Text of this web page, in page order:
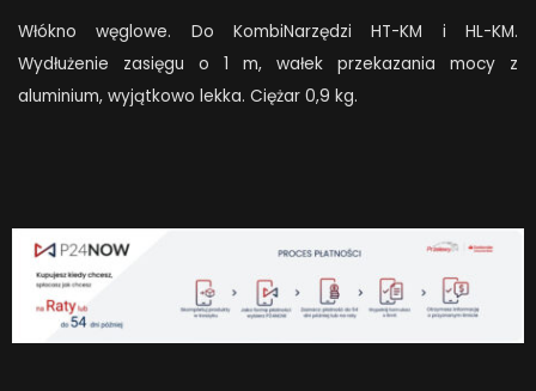
Włókno węglowe. Do KombiNarzędzi HT-KM i HL-KM.
Wydłużenie zasięgu o 1 m, wałek przekazania mocy z
aluminium, wyjątkowo lekka. Ciężar 0,9 kg.